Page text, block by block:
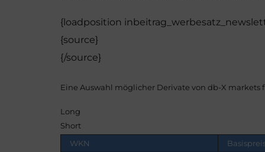
{loadposition
{source}
{/source}
Eine Auswahl möglicher Derivate von db-X markets
Long
WKN
Short